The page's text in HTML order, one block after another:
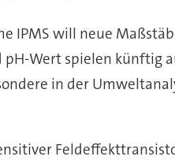
IPMS will neue
Wert spielen künftig
in der